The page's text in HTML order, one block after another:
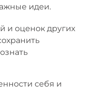
идеи.
и оценок других
себя и